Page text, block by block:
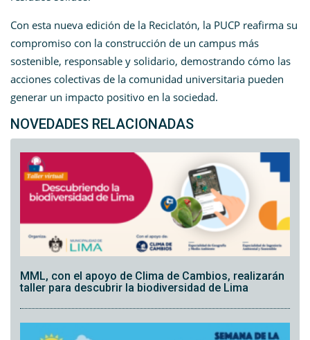
Con esta nueva edición de la Reciclatón, la PUCP reafirma su
compromiso con la construcción de un campus más
sostenible, responsable y solidario, demostrando cómo las
acciones colectivas de la comunidad universitaria pueden
generar un impacto positivo en la sociedad.
NOVEDADES RELACIONADAS
MML, con el apoyo de Clima de Cambios, realizarán
taller para descubrir la biodiversidad de Lima